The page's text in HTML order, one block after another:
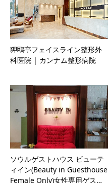
狎鴎亭フェイスライン整形外
科医院 | カンナム整形病院
ソウルゲストハウス ビューテ
ィイン(Beauty in Guesthouse
Female Only)女性専用ゲス…